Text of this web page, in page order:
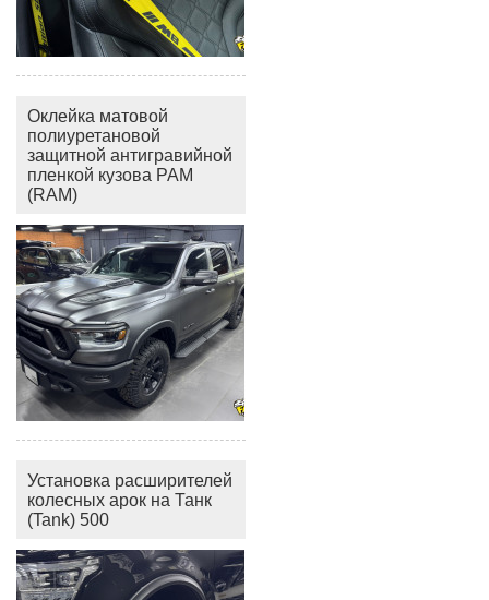
Оклейка матовой
полиуретановой
защитной антигравийной
пленкой кузова РАМ
(RAM)
Установка расширителей
колесных арок на Танк
(Tank) 500